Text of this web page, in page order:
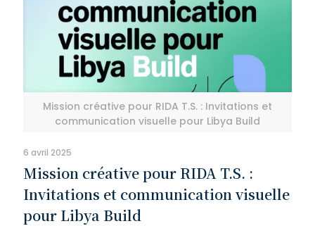
Mission créative pour RIDA T.S. : Invitations et
communication visuelle pour Libya Build
6 avril 2025
Mission créative pour RIDA T.S. :
Invitations et communication visuelle
pour Libya Build